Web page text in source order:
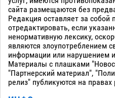
сайта размещаются без
Редакция оставляет за собой
отредактировать, если
ненормативную лексику,
являются злоупотреблением
информации или нарушением
Материалы с плашками
"Партнерский материал",
релиз" публикуются на